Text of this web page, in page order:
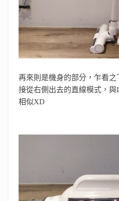
再來則是機身的部分，乍看
接從右側出去的直線模式，
相似XD